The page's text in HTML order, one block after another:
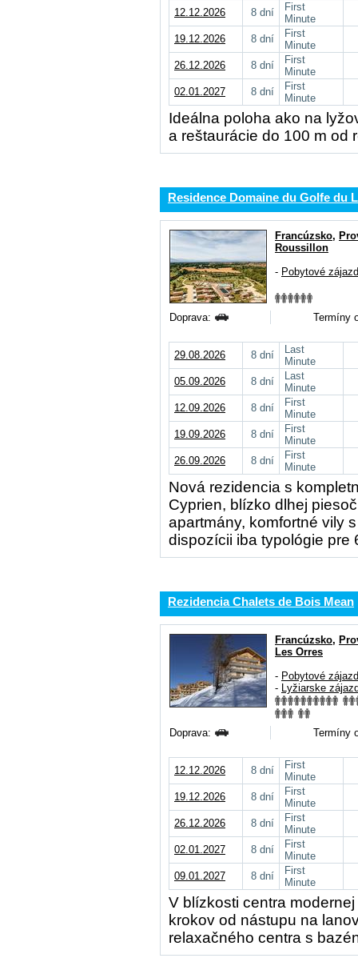
12.12.2026
8 dní
First
Minute
19.12.2026
8 dní
First
Minute
26.12.2026
8 dní
First
Minute
02.01.2027
8 dní
First
Minute
Ideálna poloha ako na
a reštaurácie do 100 m od
Residence Domaine du Golfe du
Francúzsko,
Roussillon
- Pobytové
Doprava: Termíny
29.08.2026 8 dní
Last
Minute
05.09.2026
8 dní
Last
Minute
12.09.2026
8 dní
First
Minute
19.09.2026
8 dní
First
Minute
26.09.2026
8 dní
First
Minute
Nová rezidencia s
Cyprien, blízko dlhej
apartmány, komfortné vily
dispozícii iba typológie pre
Rezidencia Chalets de Bois Mean
Francúzsko,
Les Orres
- Pobytové
- Lyžiarske
Doprava: Termíny
12.12.2026 8 dní
First
Minute
19.12.2026
8 dní
First
Minute
26.12.2026
8 dní
First
Minute
02.01.2027
8 dní
First
Minute
09.01.2027
8 dní
First
Minute
V blízkosti centra
krokov od nástupu na
relaxačného centra s